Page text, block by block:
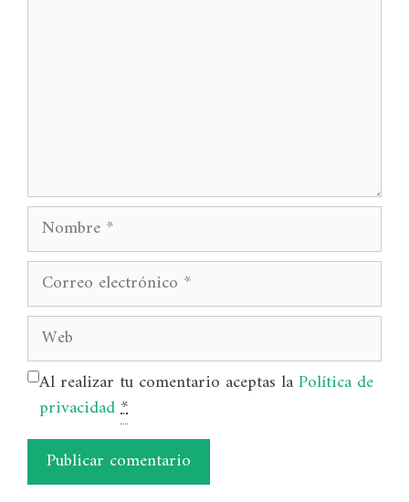
Nombre
Correo
electrónico
Web
Al realizar tu comentario aceptas laPolítica de
privacidad*